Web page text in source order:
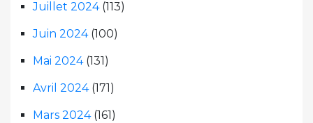
Juillet 2024(113)
Juin 2024(100)
Mai 2024(131)
Avril 2024(171)
Mars 2024(161)